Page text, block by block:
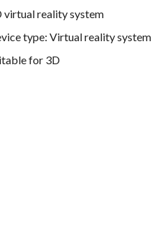
virtual reality system
type: Virtual reality system
for 3D